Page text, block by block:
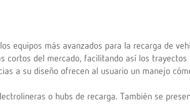
equipos más avanzados para la recarga de
cortos del mercado, facilitando así los trayectos
a su diseño ofrecen al usuario un manejo
o hubs de recarga. También se